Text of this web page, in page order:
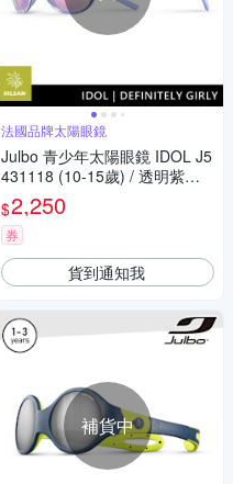
法國品牌太陽眼鏡
Julbo 青少年太陽眼鏡 IDOL J5
431118 (10-15歲) / 透明紫框
(PC 淺粉鍍膜鏡片) 適合多種運
動和日常使用
$2,250
券
貨到通知我
補貨中